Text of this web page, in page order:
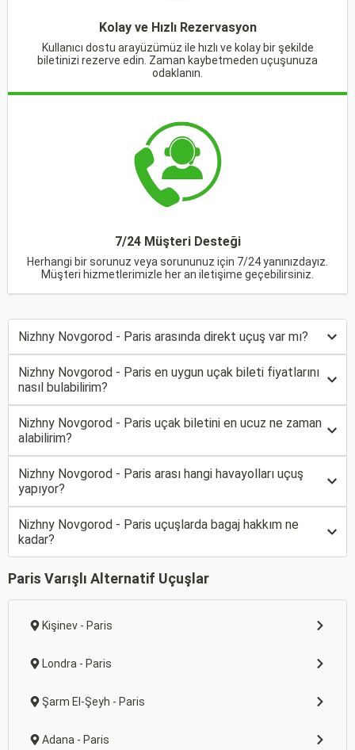
Kolay ve Hızlı Rezervasyon
Kullanıcı dostu arayüzümüz ile hızlı ve kolay bir şekilde
biletinizi rezerve edin. Zaman kaybetmeden uçuşunuza
odaklanın.
7/24 Müşteri Desteği
Herhangi bir sorunuz veya sorununuz için 7/24 yanınızdayız.
Müşteri hizmetlerimizle her an iletişime geçebilirsiniz.
Nizhny Novgorod - Paris arasında direkt uçuş var mı?
Nizhny Novgorod - Paris en uygun uçak bileti fiyatlarını
nasıl bulabilirim?
Nizhny Novgorod - Paris uçak biletini en ucuz ne zaman
alabilirim?
Nizhny Novgorod - Paris arası hangi havayolları uçuş
yapıyor?
Nizhny Novgorod - Paris uçuşlarda bagaj hakkım ne
kadar?
Paris Varışlı Alternatif Uçuşlar
Kişinev - Paris
Londra - Paris
Şarm El-Şeyh - Paris
Adana - Paris